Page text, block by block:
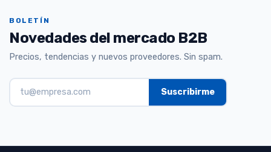
BOLETÍN
Novedades del mercado B2B
Precios, tendencias y nuevos proveedores. Sin spam.